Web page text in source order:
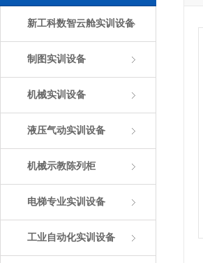
新工科数智云舱实训设备
制图实训设备
机械实训设备
液压气动实训设备
机械示教陈列柜
电梯专业实训设备
工业自动化实训设备